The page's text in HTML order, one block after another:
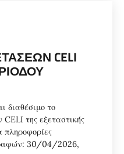
CELI
διαθέσιμο το
της εξεταστικής
πληροφορίες
30/04/2026,